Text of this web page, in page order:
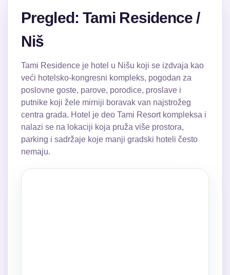
Pregled: Tami Residence /
Niš
Tami Residence je hotel u Nišu koji se izdvaja kao
veći hotelsko-kongresni kompleks, pogodan za
poslovne goste, parove, porodice, proslave i
putnike koji žele mirniji boravak van najstrožeg
centra grada. Hotel je deo Tami Resort kompleksa i
nalazi se na lokaciji koja pruža više prostora,
parking i sadržaje koje manji gradski hoteli često
nemaju.